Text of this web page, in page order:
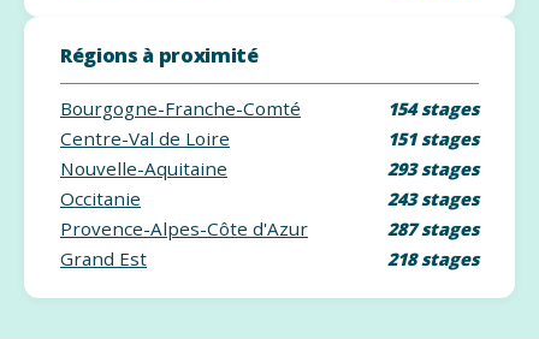
Régions à proximité
Bourgogne-Franche-Comté 154 stages
Centre-Val de Loire 151 stages
Nouvelle-Aquitaine 293 stages
Occitanie 243 stages
Provence-Alpes-Côte d'Azur 287 stages
Grand Est 218 stages